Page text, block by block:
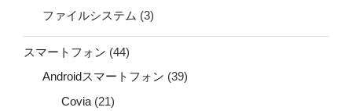
ファイルシステム (3)
スマートフォン (44)
Androidスマートフォン (39)
Covia (21)